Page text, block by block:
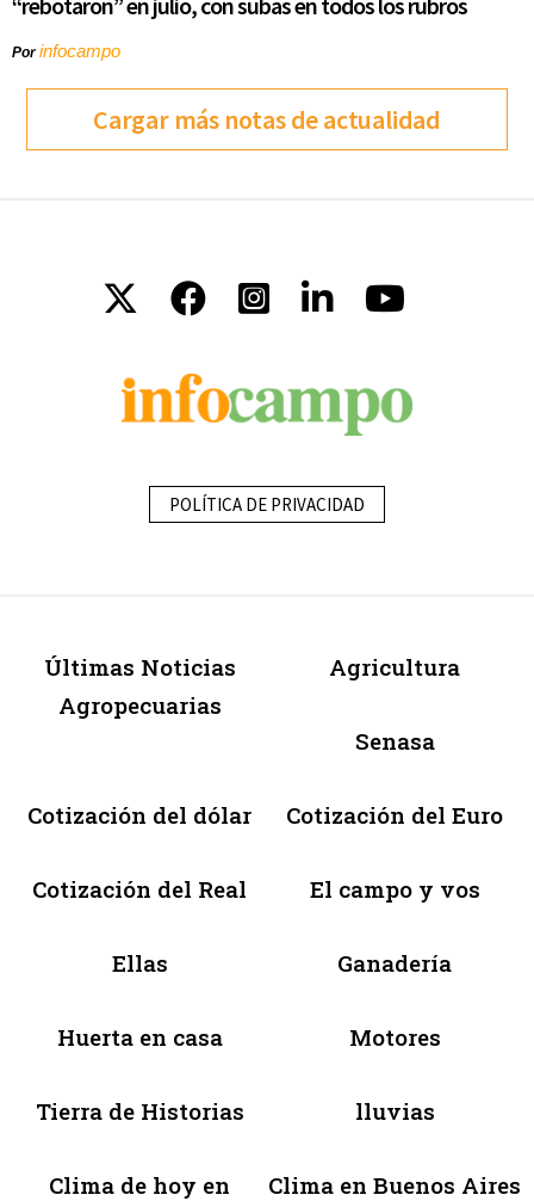
Porinfocampo
Cargar más notas de actualidad
POLÍTICA DE PRIVACIDAD
Últimas Noticias
Agropecuarias
Agricultura
Senasa
Cotización del dólar Cotización del Euro
Cotización del Real El campo y vos
Ellas Ganadería
Huerta en casa Motores
Tierra de Historias lluvias
Clima de hoy en
Clima en Buenos Aires